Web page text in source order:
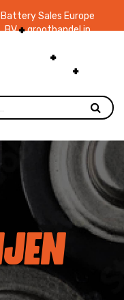
Battery Sales Europe
BV groothandel in
zaklampen Ruim 48
jaar ervaring
voorraad.